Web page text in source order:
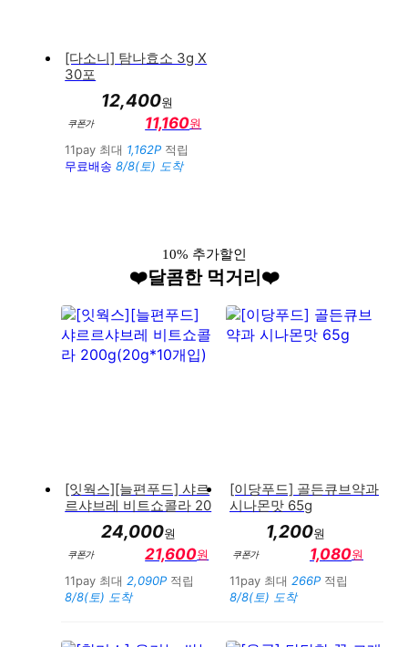
[다소니] 탐나효소 3g X
30포
12,400원
쿠폰가 11,160원
11pay 최대 1,162P 적립
무료배송 8/8(토) 도착
10% 추가할인
❤️달콤한 먹거리❤️
[잇웍스][늘편푸드] 샤르
르샤브레 비트쇼콜라 20
0g(20g*10개입)
24,000원
쿠폰가 21,600원
11pay 최대 2,090P 적립
8/8(토) 도착
[이당푸드] 골든큐브약과
시나몬맛 65g
1,200원
쿠폰가 1,080원
11pay 최대 266P 적립
8/8(토) 도착